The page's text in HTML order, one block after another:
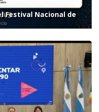
Festival Nacional de